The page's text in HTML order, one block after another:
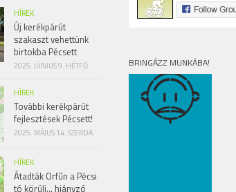
BRINGÁZZ MUNKÁBA!
HÍREK
Új kerékpárút
szakaszt vehettünk
birtokba Pécsett
2025. JÚNIUS 9. HÉTFŐ
HÍREK
További kerékpárút
fejlesztések Pécsett!
2025. MÁJUS 14. SZERDA
HÍREK
Átadták Orfűn a Pécsi
tó körüli… hiányzó